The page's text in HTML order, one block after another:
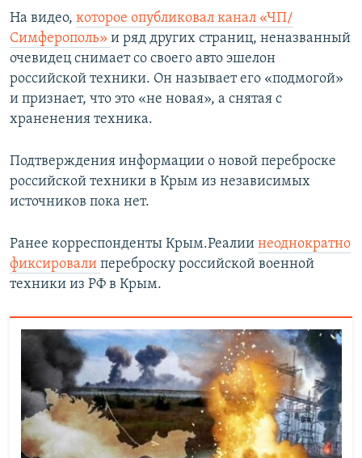
На видео, которое опубликовал канал «ЧП/
Симферополь» и ряд других страниц, неназванный
очевидец снимает со своего авто эшелон
российской техники. Он называет его «подмогой»
и признает, что это «не новая», а снятая с
храненения техника.
Подтверждения информации о новой переброске
российской техники в Крым из независимых
источников пока нет.
Ранее корреспонденты Крым.Реалии неоднократно
фиксировали переброску российской военной
техники из РФ в Крым.